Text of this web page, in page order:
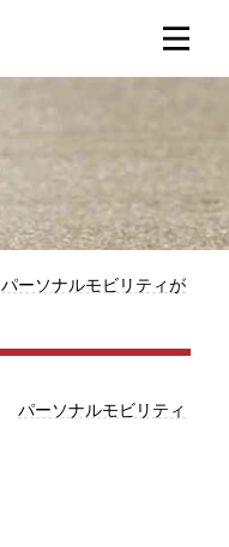
人気記事
特集記事
モビリティ
メリット
パーソナルモビリティが
パーソナルモビリティ